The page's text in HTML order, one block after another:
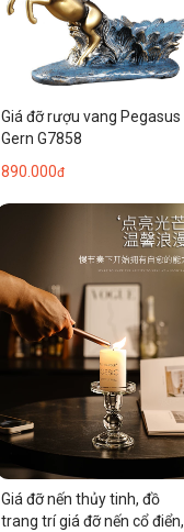
Giá đỡ rượu vang Pegasus
Gern G7858
890.000đ
Giá đỡ nến thủy tinh, đồ
trang trí giá đỡ nến cổ điển,